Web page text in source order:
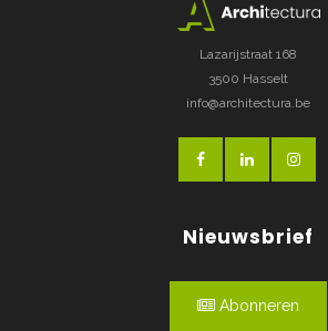
Lazarijstraat 168
3500 Hasselt
info@architectura.be
Nieuwsbrief
Abonneren